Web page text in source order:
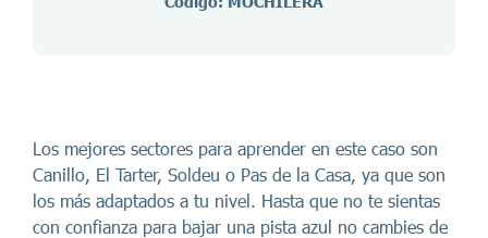
Los mejores sectores para aprender en este caso son
Canillo, El Tarter, Soldeu o Pas de la Casa, ya que son
los más adaptados a tu nivel. Hasta que no te sientas
con confianza para bajar una pista azul no cambies de